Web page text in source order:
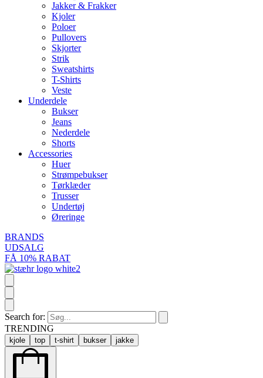
Jakker & Frakker
Kjoler
Poloer
Pullovers
Skjorter
Strik
Sweatshirts
T-Shirts
Veste
Underdele
Bukser
Jeans
Nederdele
Shorts
Accessories
Huer
Strømpebukser
Tørklæder
Trusser
Undertøj
Øreringe
BRANDS
UDSALG
FÅ 10% RABAT
Search for:
TRENDING
kjole top t-shirt bukser jakke